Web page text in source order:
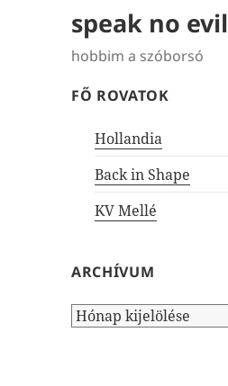
speak no evil
hobbim a szóborsó
FŐ ROVATOK
Hollandia
Back in Shape
KV Mellé
ARCHÍVUM
Archívum